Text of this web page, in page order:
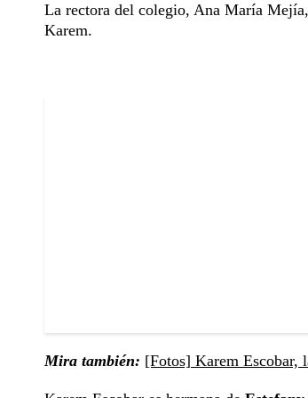
La rectora del colegio, Ana María
Karem.
Mira también: [Fotos] Karem Escobar,